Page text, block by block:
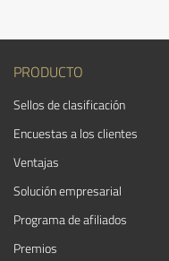
PRODUCTO
Sellos de clasificación
Encuestas a los clientes
Ventajas
Solución empresarial
Programa de afiliados
Premios